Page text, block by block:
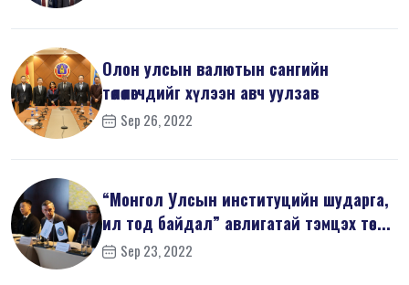
Олон улсын валютын сангийн
төлөөлөгчдийг хүлээн авч уулзав
Sep 26, 2022
“Монгол Улсын институцийн шударга,
ил тод байдал” авлигатай тэмцэх төс...
Sep 23, 2022